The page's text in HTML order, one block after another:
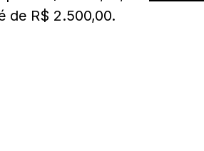
de R$ 2.500,00.